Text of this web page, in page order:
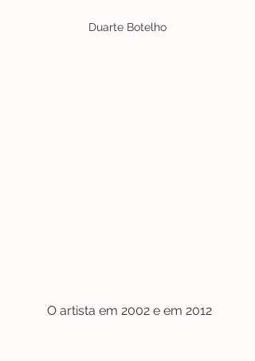
Duarte Botelho
O artista em 2002 e em 2012